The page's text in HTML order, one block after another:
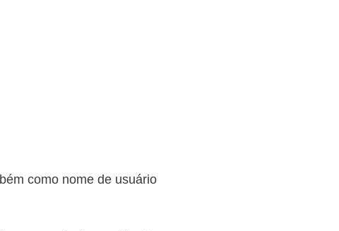
como nome de usuário